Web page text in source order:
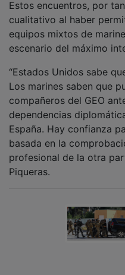
cualitativo al haber
equipos mixtos de
escenario del máximo
Los marines saben que
compañeros del GEO
dependencias
España. Hay confianza
basada en la
profesional de la otra
Piqueras.